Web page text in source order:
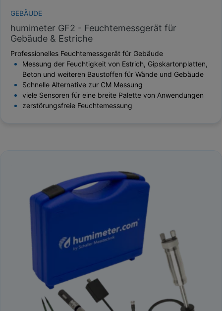
GEBÄUDE
humimeter GF2 - Feuchtemessgerät für
Gebäude & Estriche
Professionelles Feuchtemessgerät für Gebäude
Messung der Feuchtigkeit von Estrich, Gipskartonplatten,
Beton und weiteren Baustoffen für Wände und Gebäude
Schnelle Alternative zur CM Messung
viele Sensoren für eine breite Palette von Anwendungen
zerstörungsfreie Feuchtemessung